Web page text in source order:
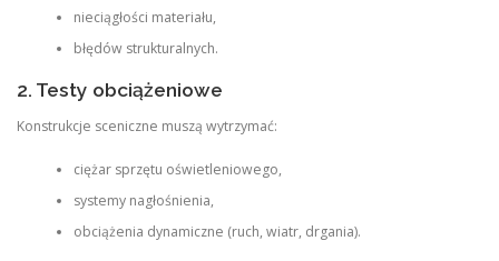
nieciągłości materiału,
błędów strukturalnych.
2. Testy obciążeniowe
Konstrukcje sceniczne muszą wytrzymać:
ciężar sprzętu oświetleniowego,
systemy nagłośnienia,
obciążenia dynamiczne (ruch, wiatr, drgania).